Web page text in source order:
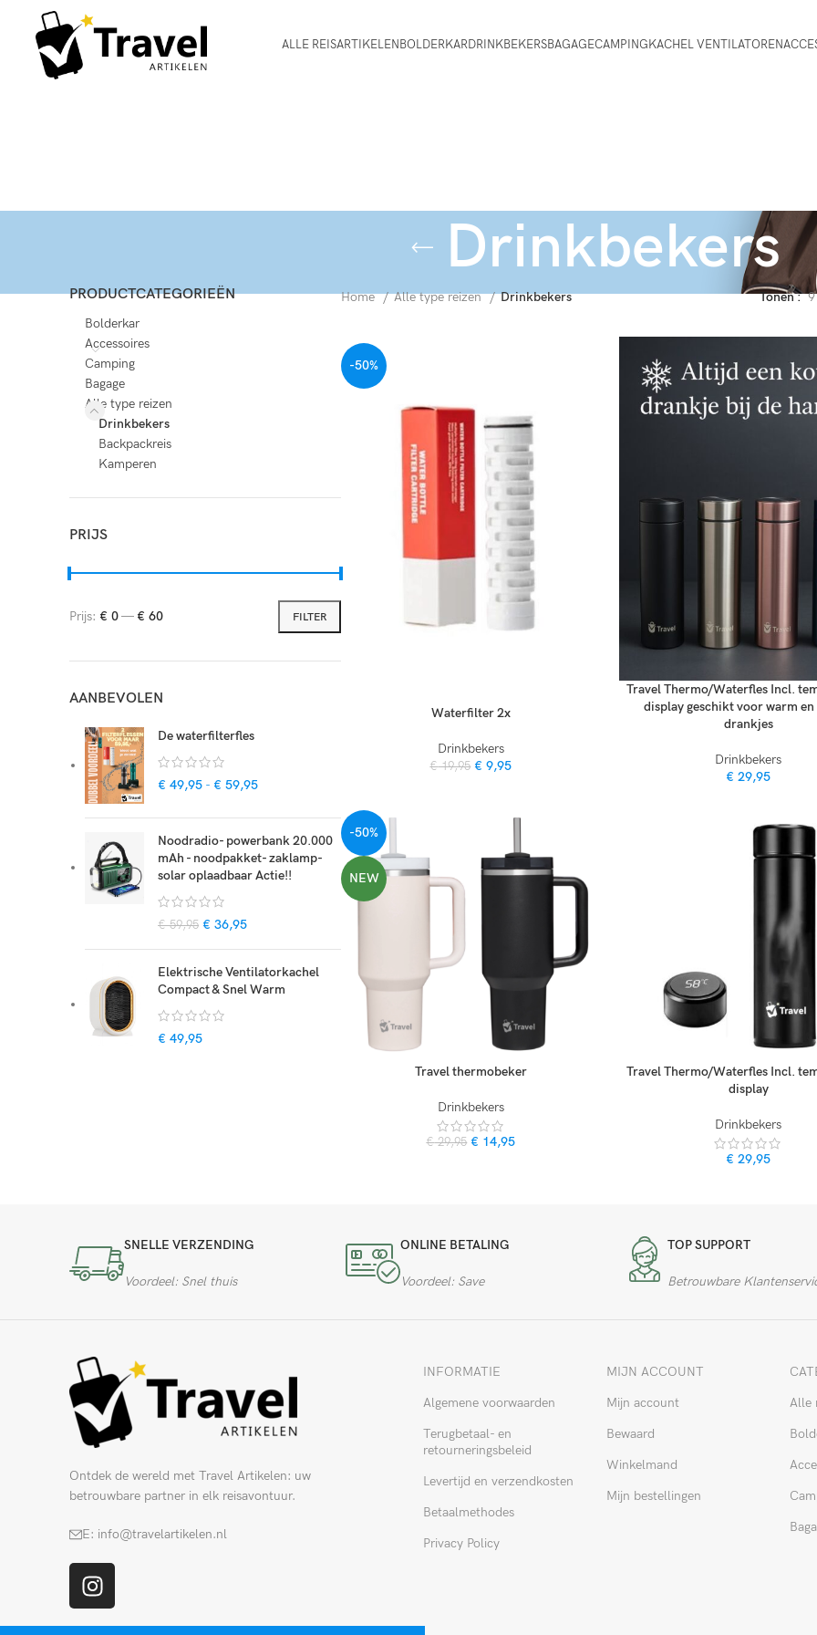
ALLE REISARTIKELEN BOLDERKARDRINKBEKERSBAGAGECAMPINGKACHEL VENTILATOREN
Drinkbekers
PRODUCTCATEGORIEËN
Bolderkar
Accessoires
Camping
Bagage
Alle type reizen
Drinkbekers
Backpackreis
Kamperen
PRIJS
FILTER
Prijs: € 0— € 60
AANBEVOLEN
De waterfilterfles
€ 49,95 - € 59,95
Noodradio- powerbank 20.000
mAh - noodpakket- zaklamp-
solar oplaadbaar Actie!!
€59,95 € 36,95
Elektrische Ventilatorkachel
Compact & Snel Warm
€ 49,95
Home Alle type reizen Drinkbekers Tonen 9
-50%
Waterfilter 2x
Drinkbekers
€19,95 € 9,95
Travel Thermo/Waterfles Incl.
display geschikt voor warm
drankjes
Drinkbekers
€ 29,95
-50%
NEW
Travel thermobeker
Drinkbekers
€29,95 € 14,95
Travel Thermo/Waterfles Incl.
display
Drinkbekers
€ 29,95
SNELLE VERZENDING
Voordeel: Snel thuis
ONLINE BETALING
Voordeel: Save
TOP SUPPORT
Betrouwbare
Ontdek de wereld met Travel Artikelen: uw
betrouwbare partner in elk reisavontuur.
E: info@travelartikelen.nl
INFORMATIE
Algemene voorwaarden
Terugbetaal- en
retourneringsbeleid
Levertijd en verzendkosten
Betaalmethodes
Privacy Policy
MIJN ACCOUNT
Mijn account
Bewaard
Winkelmand
Mijn bestellingen
Alle